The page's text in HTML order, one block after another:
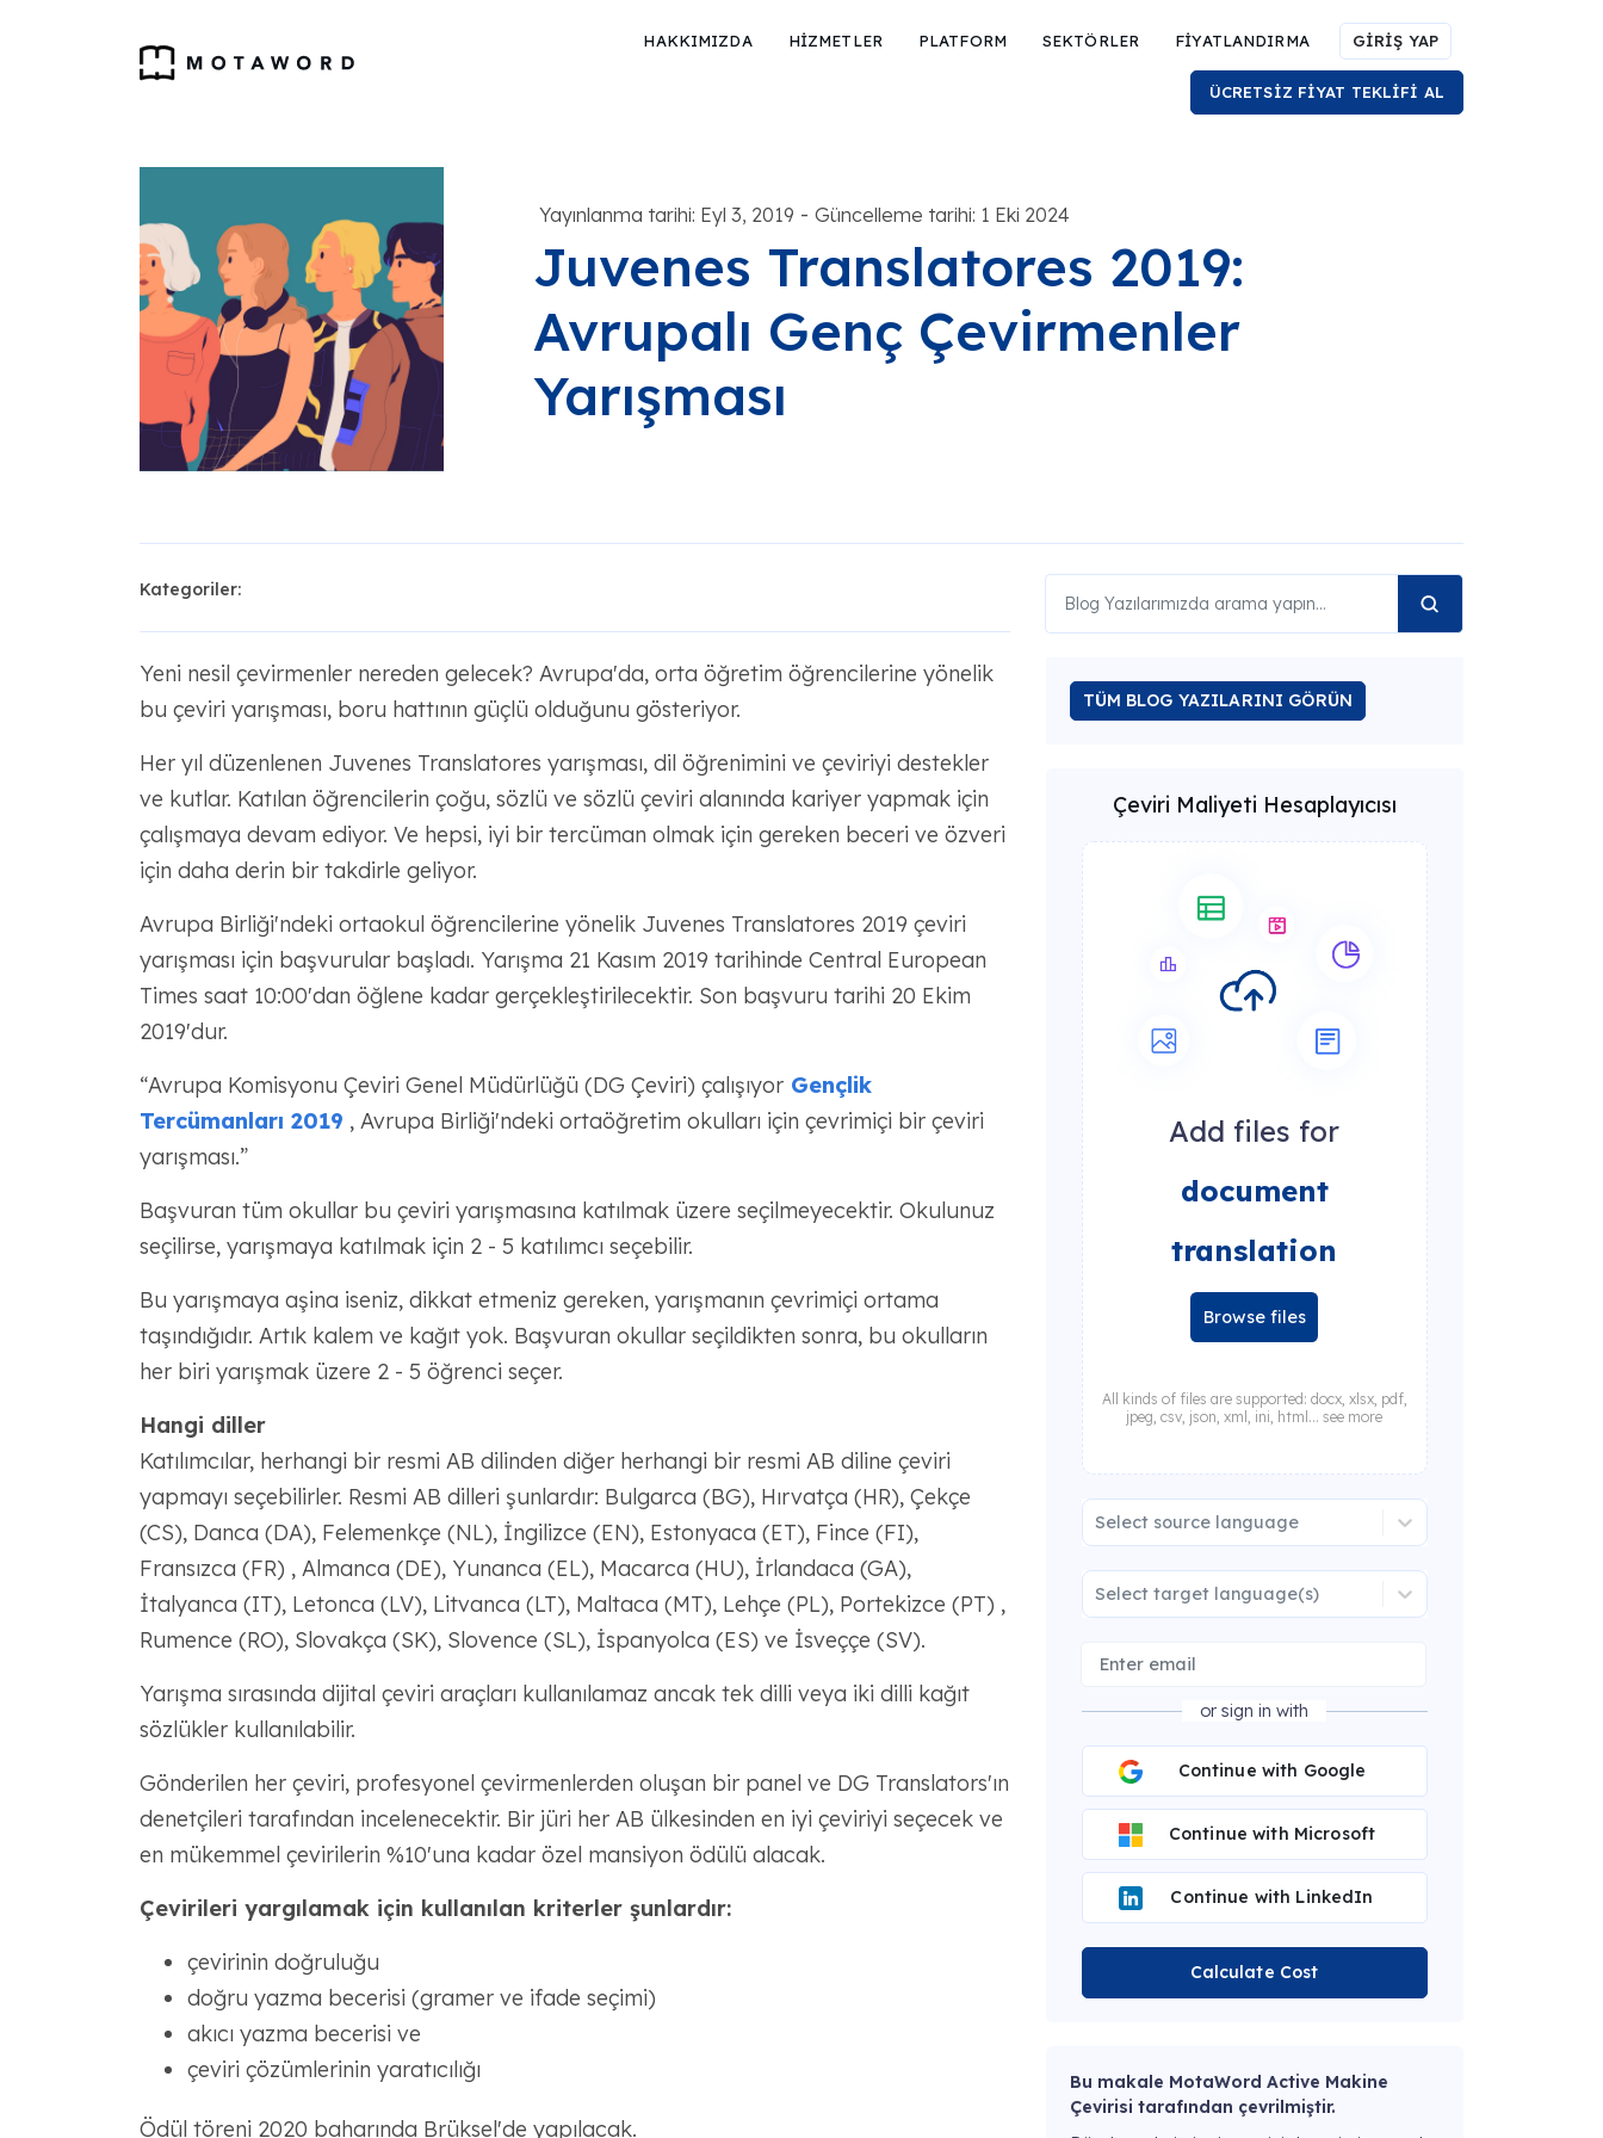
HAKKIMIZDA HİZMETLER PLATFORM SEKTÖRLER FİYATLANDIRMA GİRİŞ YAP
ÜCRETSİZ FİYAT TEKLİFİ AL
Yayınlanma tarihi: Eyl 3, 2019 - Güncelleme tarihi: 1 Eki 2024
Juvenes Translatores 2019:
Avrupalı Genç Çevirmenler
Yarışması
Kategoriler:
Yeni nesil çevirmenler nereden gelecek? Avrupa'da, orta öğretim öğrencilerine yönelik
bu çeviri yarışması, boru hattının güçlü olduğunu gösteriyor.
Her yıl düzenlenen Juvenes Translatores yarışması, dil öğrenimini ve çeviriyi destekler
ve kutlar. Katılan öğrencilerin çoğu, sözlü ve sözlü çeviri alanında kariyer yapmak için
çalışmaya devam ediyor. Ve hepsi, iyi bir tercüman olmak için gereken beceri ve özveri
için daha derin bir takdirle geliyor.
Avrupa Birliği'ndeki ortaokul öğrencilerine yönelik Juvenes Translatores 2019 çeviri
yarışması için başvurular başladı. Yarışma 21 Kasım 2019 tarihinde Central European
Times saat 10:00'dan öğlene kadar gerçekleştirilecektir. Son başvuru tarihi 20 Ekim
2019'dur.
“Avrupa Komisyonu Çeviri Genel Müdürlüğü (DG Çeviri) çalışıyorGençlik
Tercümanları 2019 , Avrupa Birliği'ndeki ortaöğretim okulları için çevrimiçi bir çeviri
yarışması.”
Başvuran tüm okullar bu çeviri yarışmasına katılmak üzere seçilmeyecektir. Okulunuz
seçilirse, yarışmaya katılmak için 2 - 5 katılımcı seçebilir.
Bu yarışmaya aşina iseniz, dikkat etmeniz gereken, yarışmanın çevrimiçi ortama
taşındığıdır. Artık kalem ve kağıt yok. Başvuran okullar seçildikten sonra, bu okulların
her biri yarışmak üzere 2 - 5 öğrenci seçer.
Hangi diller
Katılımcılar, herhangi bir resmi AB dilinden diğer herhangi bir resmi AB diline çeviri
yapmayı seçebilirler. Resmi AB dilleri şunlardır: Bulgarca (BG), Hırvatça (HR), Çekçe
(CS), Danca (DA), Felemenkçe (NL), İngilizce (EN), Estonyaca (ET), Fince (FI),
Fransızca (FR) , Almanca (DE), Yunanca (EL), Macarca (HU), İrlandaca (GA),
İtalyanca (IT), Letonca (LV), Litvanca (LT), Maltaca (MT), Lehçe (PL), Portekizce (PT) ,
Rumence (RO), Slovakça (SK), Slovence (SL), İspanyolca (ES) ve İsveççe (SV).
Yarışma sırasında dijital çeviri araçları kullanılamaz ancak tek dilli veya iki dilli kağıt
sözlükler kullanılabilir.
Gönderilen her çeviri, profesyonel çevirmenlerden oluşan bir panel ve DG Translators'ın
denetçileri tarafından incelenecektir. Bir jüri her AB ülkesinden en iyi çeviriyi seçecek ve
en mükemmel çevirilerin %10'una kadar özel mansiyon ödülü alacak.
Çevirileri yargılamak için kullanılan kriterler şunlardır:
çevirinin doğruluğu
doğru yazma becerisi (gramer ve ifade seçimi)
akıcı yazma becerisi ve
çeviri çözümlerinin yaratıcılığı
Ödül töreni 2020 baharında Brüksel'de yapılacak.
TÜM BLOG YAZILARINI GÖRÜN
Çeviri Maliyeti Hesaplayıcısı
Add files for
document
translation
Browse files
All kinds of files are supported: docx, xlsx, pdf,
jpeg, csv, json, xml, ini, html... see more
Select source language
Select target language(s)
or sign in with
Continue with Google
Continue with Microsoft
Continue with LinkedIn
Calculate Cost
Bu makale MotaWord Active Makine
Çevirisi tarafından çevrilmiştir.